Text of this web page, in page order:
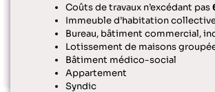
Coûts de travaux n’excédant pas
Immeuble d’habitation
Bureau, bâtiment commercial,
Lotissement de maisons
Bâtiment médico-social
Appartement
Syndic